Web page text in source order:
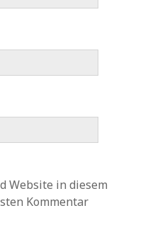
Website in diesem
Kommentar